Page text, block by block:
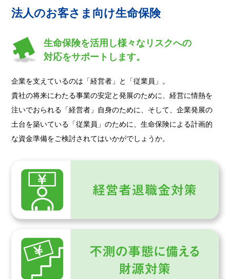
法人のお客さま向け生命保険
生命保険を活用し様々なリスクへの
対応をサポートします。
企業を支えているのは「経営者」と「従業員」。
貴社の将来にわたる事業の安定と発展のために、経営に情熱を
注いでおられる「経営者」自身のために、そして、企業発展の
土台を築いている「従業員」のために、生命保険による計画的
な資金準備をご検討されてはいかがでしょうか。